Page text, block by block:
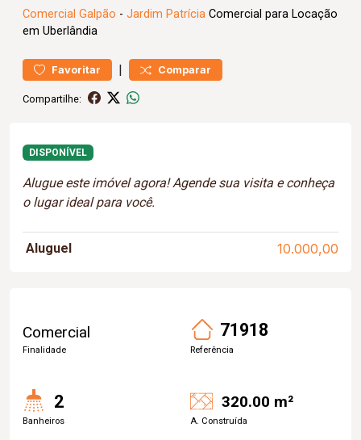
Comercial Galpão - Jardim Patrícia Comercial para Locação
em Uberlândia
Favoritar | Comparar
Compartilhe:
DISPONÍVEL
Alugue este imóvel agora! Agende sua visita e conheça
o lugar ideal para você.
Aluguel 10.000,00
Comercial
Finalidade
71918
Referência
2
Banheiros
320.00 m²
A. Construída